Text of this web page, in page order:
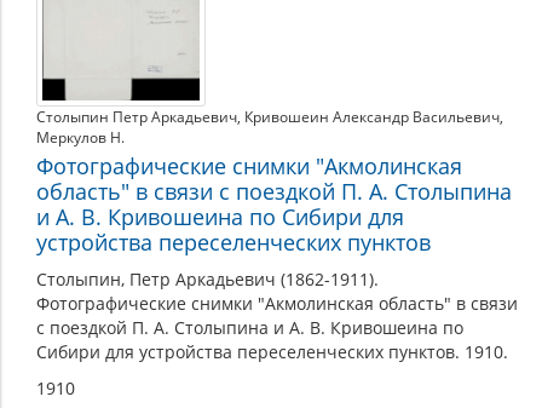
Столыпин Петр Аркадьевич, Кривошеин Александр Васильевич,
Меркулов Н.
Фотографические снимки "Акмолинская
область" в связи с поездкой П. А. Столыпина
и А. В. Кривошеина по Сибири для
устройства переселенческих пунктов
Столыпин, Петр Аркадьевич (1862-1911).
Фотографические снимки "Акмолинская область" в связи
с поездкой П. А. Столыпина и А. В. Кривошеина по
Сибири для устройства переселенческих пунктов. 1910.
1910